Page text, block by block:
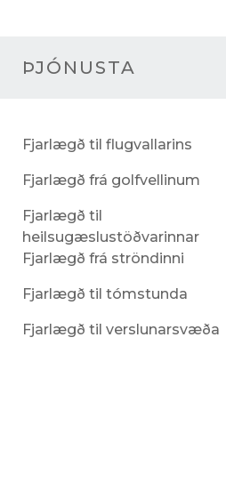
ÞJÓNUSTA
Fjarlægð til flugvallarins
Fjarlægð frá golfvellinum
Fjarlægð til
heilsugæslustöðvarinnar
Fjarlægð frá ströndinni
Fjarlægð til tómstunda
Fjarlægð til verslunarsvæða